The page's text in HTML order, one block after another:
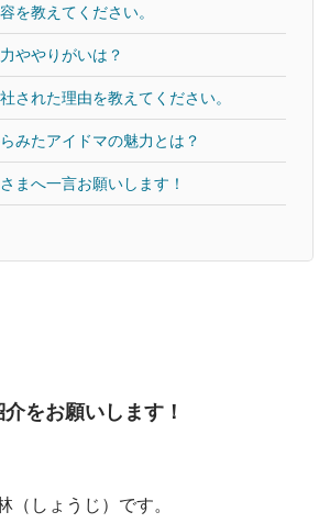
を教えてください。
ややりがいは？
された理由を教えてください。
みたアイドマの魅力とは？
まへ一言お願いします！
をお願いします！
しょうじ）です。